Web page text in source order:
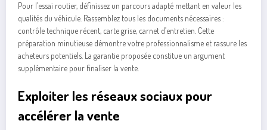
Pour l’essai routier, définissez un parcours adapté mettant en valeur les
qualités du véhicule. Rassemblez tous les documents nécessaires :
contrôle technique récent, carte grise, carnet d’entretien. Cette
préparation minutieuse démontre votre professionnalisme et rassure les
acheteurs potentiels. La garantie proposée constitue un argument
supplémentaire pour finaliser la vente.
Exploiter les réseaux sociaux pour
accélérer la vente